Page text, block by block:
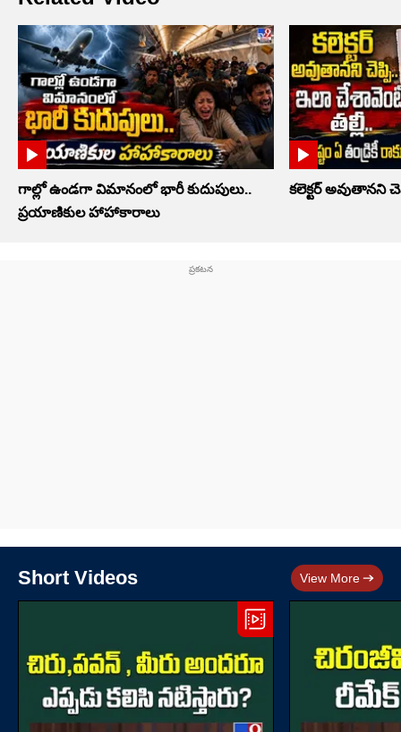
గాల్లో ఉండగా విమానంలో భారీ కుదుపులు..
ప్రయాణికుల హాహాకారాలు
కలెక్టర్‌ అవుతానని
Short Videos View More